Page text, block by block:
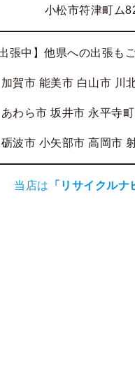
小松市符津町ム
張中】他県への出張も
加賀市 能美市 白山市
あわら市 坂井市 永平寺
砺波市 小矢部市 高岡市
当店は 「 リサイクルナ